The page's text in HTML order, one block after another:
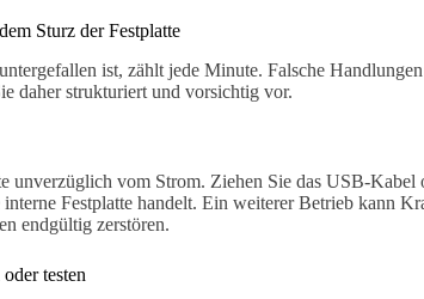
Sturz der Festplatte
ist, zählt jede Minute. Falsche
daher strukturiert und vorsichtig vor.
unverzüglich vom Strom. Ziehen Sie das USB-Kabel
interne Festplatte handelt. Ein weiterer Betrieb kann
endgültig zerstören.
testen